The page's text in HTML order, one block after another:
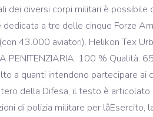
diversi corpi militari è possibile
a tre delle cinque Forze
43.000 aviatori). Helikon Tex
PENITENZIARIA. 100 % Qualità.
a quanti intendono partecipare ai
della Difesa, il testo è articolato
polizia militare per lâEsercito,